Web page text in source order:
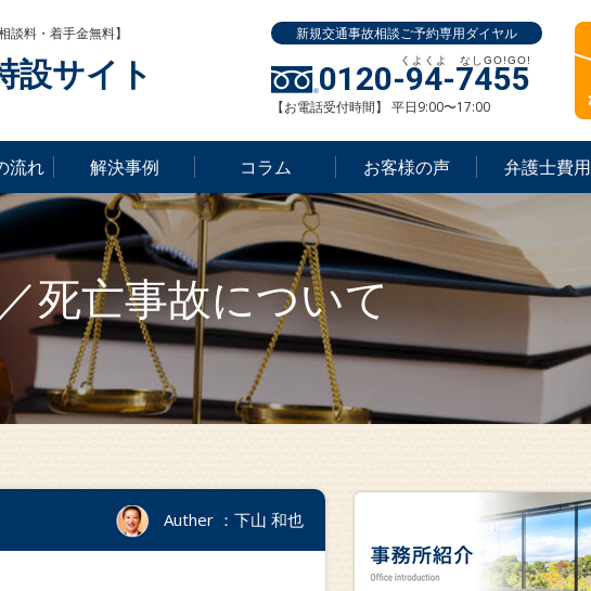
料・着手金無料】
設サイト
新規交通事故相談ご予約専用ダイヤル
0120-94-7455
【お電話受付時間】 平日9:00〜17:00
流れ 解決事例 コラム お客様の声 弁護士費用
死亡事故について
Auther ：下山 和也